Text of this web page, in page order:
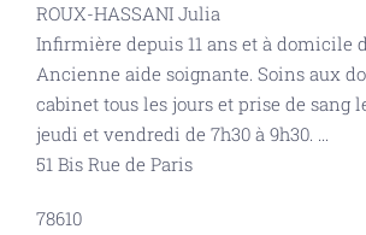
ROUX-HASSANI Julia
Infirmière depuis 11 ans et à domicile
Ancienne aide soignante. Soins aux
cabinet tous les jours et prise de sang
jeudi et vendredi de 7h30 à 9h30. ...
51 Bis Rue de Paris
78610